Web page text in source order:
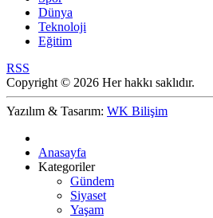
Dünya
Teknoloji
Eğitim
RSS
Copyright © 2026 Her hakkı saklıdır.
Yazılım & Tasarım: WK Bilişim
Anasayfa
Kategoriler
Gündem
Siyaset
Yaşam